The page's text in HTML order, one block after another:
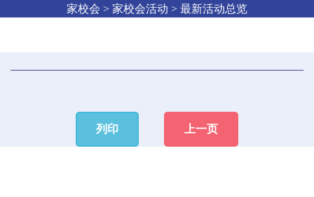
家校会 > 家校会活动 > 最新活动总览
列印 上一页